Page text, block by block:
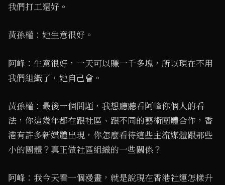
我們打工還好。
黃孫權：她生意很好。
阿峰：生意很好，一天可以賺一千多塊，所以現在不用
我們組織了，她自己會。
黃孫權：最後一個問題，我想聽聽看阿峰你個人的看
法，你這幾年都在跟社區、跟不同的藝術團體合作，香
港有許多新媒體出現，你怎麼看待這些主流媒體跟那些
小的團體？真正做社區組織的一些關係？
阿峰：我今天看一個漫畫，就是說現在香港社運怎樣升